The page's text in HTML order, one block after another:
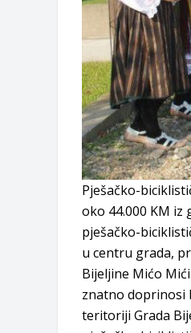
Pješačko-
oko 44.000 KM iz
pješačko-
u centru grada,
Bijeljine Mićo
znatno doprinosi
teritoriji Grada